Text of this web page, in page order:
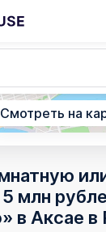
Смотреть на
5 млн
в Аксае в